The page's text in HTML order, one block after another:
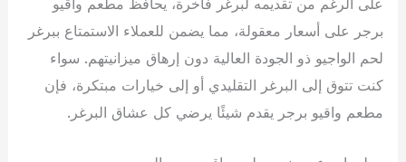
برجر على أسعار معقولة، مما يضمن للعملاء الاستمتاع ببرغر
لحم الواجيو ذو الجودة العالية دون إرهاق ميزانيتهم. سواء
كنت تتوق إلى البرغر التقليدي أو إلى خيارات مبتكرة، فإن
مطعم واقيو برجر يقدم شيئًا يرضي كل عشاق البرغر.